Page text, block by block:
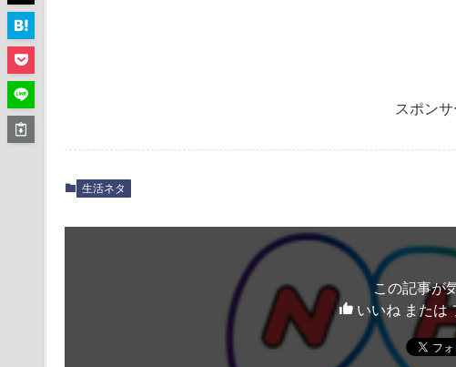
スポン
生活ネタ
この記事が
いいね または